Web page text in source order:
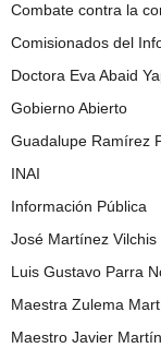
Combate contra la
Comisionados del
Doctora Eva Abaid
Gobierno Abierto
Guadalupe Ramírez
INAI
Información Pública
José Martínez Vilchis
Luis Gustavo Parra
Maestra Zulema
Maestro Javier